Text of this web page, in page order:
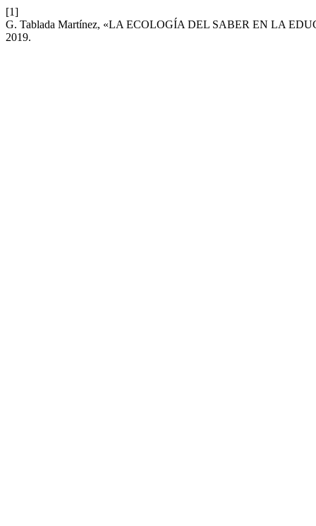
[1]
G. Tablada Martínez, «LA ECOLOGÍA DEL SABER EN LA
2019.